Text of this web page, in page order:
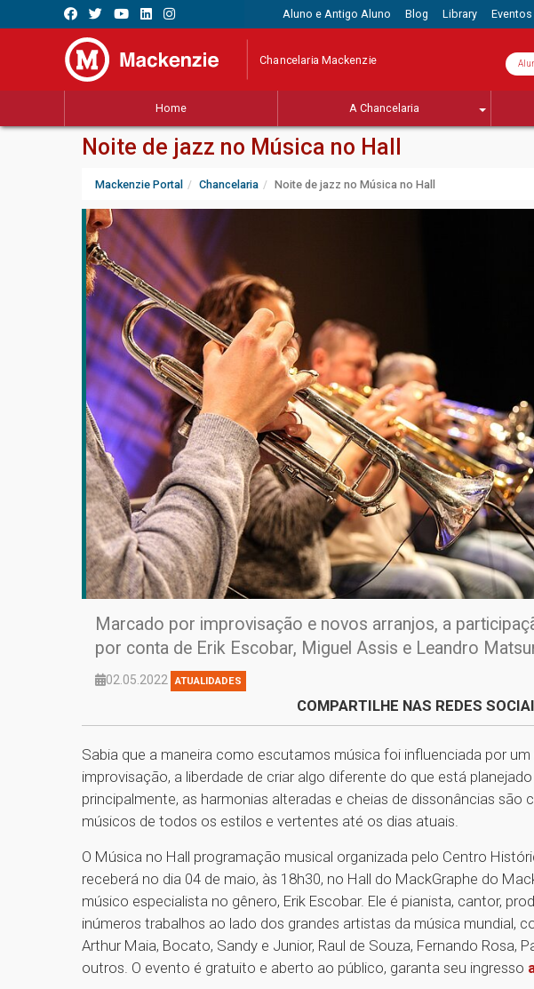
Aluno e Antigo Aluno Blog Library Eventos
Chancelaria Mackenzie
Home A Chancelaria
Noite de jazz no Música no Hall
Mackenzie Portal Chancelaria Noite de jazz no Música no Hall
Marcado por improvisação e novos arranjos, a
por conta de Erik Escobar, Miguel Assis e Leandro
02.05.2022 ATUALIDADES
COMPARTILHE NAS REDES
Sabia que a maneira como escutamos música foi influenciada por
improvisação, a liberdade de criar algo diferente do que está
principalmente, as harmonias alteradas e cheias de dissonâncias são
músicos de todos os estilos e vertentes até os dias atuais.
O Música no Hall programação musical organizada pelo Centro
receberá no dia 04 de maio, às 18h30, no Hall do MackGraphe do
músico especialista no gênero, Erik Escobar. Ele é pianista, cantor,
inúmeros trabalhos ao lado dos grandes artistas da música mundial,
Arthur Maia, Bocato, Sandy e Junior, Raul de Souza, Fernando Rosa,
outros. O evento é gratuito e aberto ao público, garanta seu ingresso